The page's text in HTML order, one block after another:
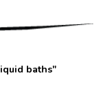
baths"